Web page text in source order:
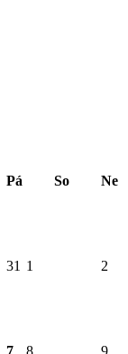
Pá So Ne
31 1 2
7 8 9